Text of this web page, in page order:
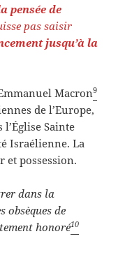
pensée de
pas saisir
jusqu’à la
Macron9
de l’Europe,
Sainte
Israélienne. La
et possession.
dans la
obsèques de
honoré10